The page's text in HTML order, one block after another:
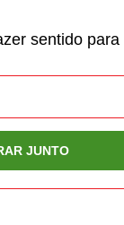
sentido
JUNTO